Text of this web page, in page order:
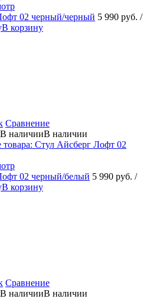
02 черный/черный 5 990 руб. /
В корзину
Сравнение
В наличии
02 черный/белый 5 990 руб. /
В корзину
Сравнение
В наличии